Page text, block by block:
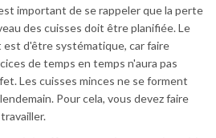
important de se rappeler que la perte
des cuisses doit être planifiée. Le
est d'être systématique, car faire
de temps en temps n'aura pas
Les cuisses minces ne se forment
Pour cela, vous devez faire